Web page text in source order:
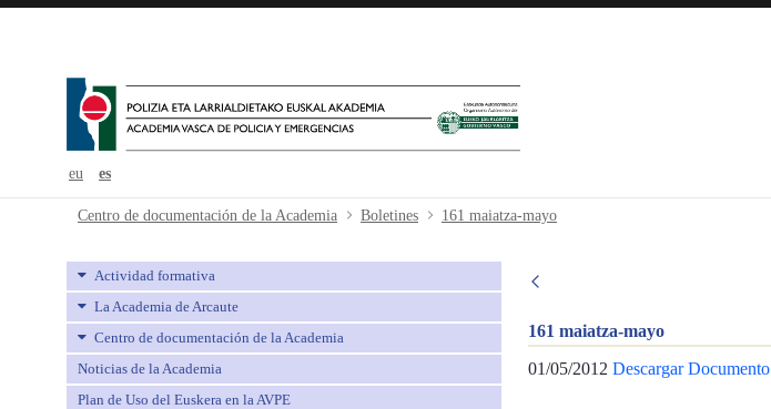
eu es
161 maiatza-mayo - avpe
Centro de documentación de la Academia Boletines 161 maiatza-mayo
Actividad formativa
La Academia de Arcaute
Centro de documentación de la Academia
Noticias de la Academia
Plan de Uso del Euskera en la AVPE
161 maiatza-mayo
01/05/2012 Descargar Documento